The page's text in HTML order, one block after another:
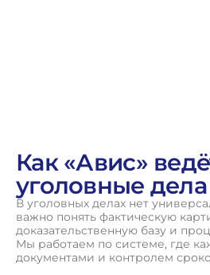
Как «Авис»
уголовные
В уголовных делах нет
важно понять фактическую
доказательственную базу и
Мы работаем по системе, где
документами и контролем